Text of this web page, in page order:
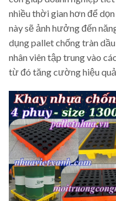
nhiều thời gian hơn để
này sẽ ảnh hưởng đến
dụng pallet chống tràn
nhân viên tập trung vào
từ đó tăng cường hiệu quả